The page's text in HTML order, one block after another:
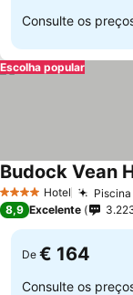
Consulte os
Escolha popular
4 EstrelasHotel
Budock Vean
8,9 Excelente
De € 164
Consulte os